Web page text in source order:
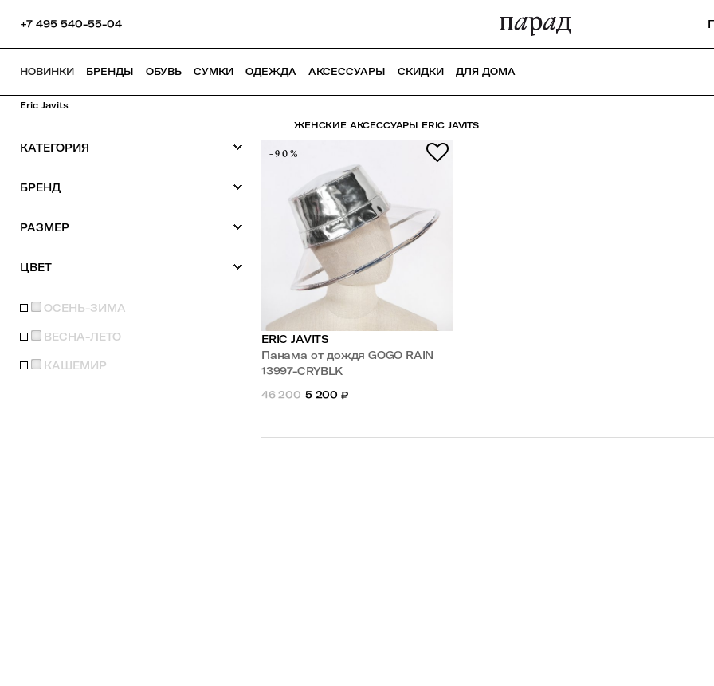
+7 495 540-55-04
НОВИНКИ БРЕНДЫ ОБУВЬ СУМКИ ОДЕЖДА АКСЕССУАРЫ СКИДКИ ДЛЯ ДОМА
Eric Javits
ЖЕНСКИЕ АКСЕССУАРЫ ERIC JAVITS
КАТЕГОРИЯ
БРЕНД
РАЗМЕР
ЦВЕТ
ОСЕНЬ-ЗИМА
ВЕСНА-ЛЕТО
КАШЕМИР
-90%
ERIC JAVITS
Панама от дождя GOGO RAIN
13997-CRYBLK
46 200 5 200 ₽